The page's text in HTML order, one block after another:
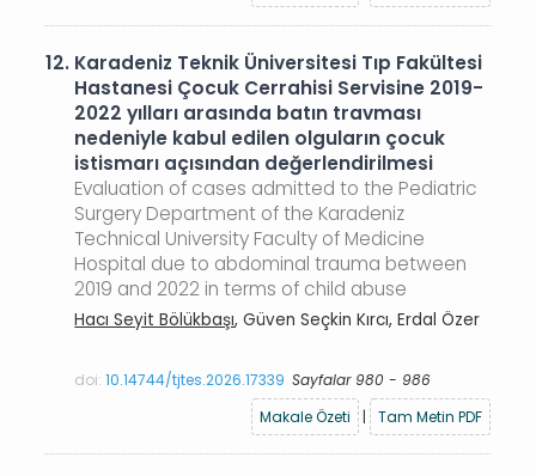
12. Karadeniz Teknik Üniversitesi Tıp Fakültesi
Hastanesi Çocuk Cerrahisi Servisine 2019-
2022 yılları arasında batın travması
nedeniyle kabul edilen olguların çocuk
istismarı açısından değerlendirilmesi
Evaluation of cases admitted to the Pediatric
Surgery Department of the Karadeniz
Technical University Faculty of Medicine
Hospital due to abdominal trauma between
2019 and 2022 in terms of child abuse
Hacı Seyit Bölükbaşı, Güven Seçkin Kırcı, Erdal Özer
doi:10.14744/tjtes.2026.17339 Sayfalar 980 - 986
Makale Özeti
| Tam Metin PDF